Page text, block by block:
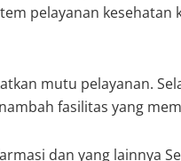
pelayanan kesehatan
mutu pelayanan.
fasilitas yang
dan yang lainnya